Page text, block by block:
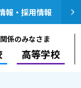
報・採用情報
係のみなさま
高等学校